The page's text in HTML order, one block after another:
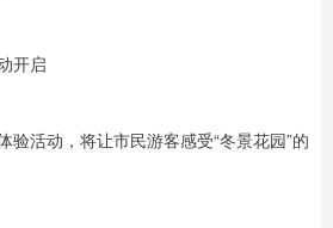
开启
验活动，将让市民游客感受“冬景花园”的